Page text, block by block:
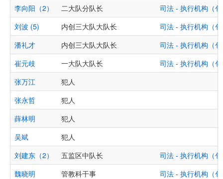
李向阳（2）
二大队分队长
司法 - 执行机构（
刘波 (5)
内创三大队大队长
司法 - 执行机构（
潘礼才
内创三大队大队长
司法 - 执行机构（
崔元歧
一大队大队长
司法 - 执行机构（
张万江
犯人
张永哲
犯人
薛林明
犯人
吴斌
犯人
刘建东（2）
五监区中队长
司法 - 执行机构（
魏晓明
管教科干事
司法 - 执行机构（